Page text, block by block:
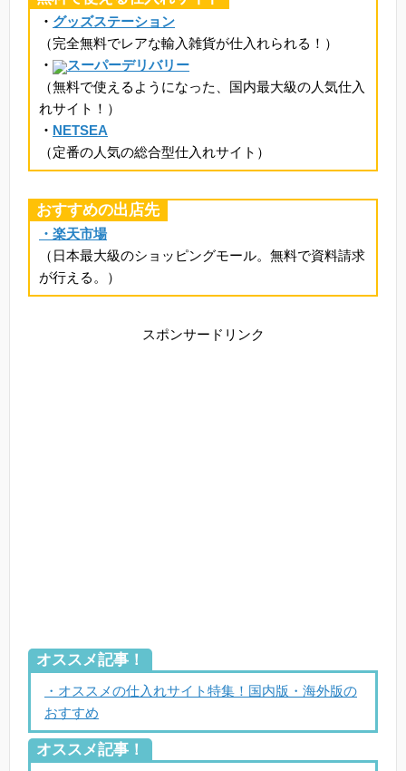
・ グッズステーション
（完全無料でレアな輸入雑貨が仕入れられる！）
・
スーパーデリバリー
（無料で使えるようになった、国内最大級の人気仕入
れサイト！）
・ NETSEA
（定番の人気の総合型仕入れサイト）
おすすめの出店先
・楽天市場
（日本最大級のショッピングモール。無料で資料請求
が行える。）
スポンサードリンク
オススメ記事！
・オススメの仕入れサイト特集！国内版・海外版の
おすすめ
オススメ記事！